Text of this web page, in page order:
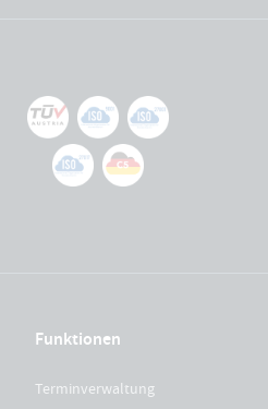
Funktionen
Terminverwaltung